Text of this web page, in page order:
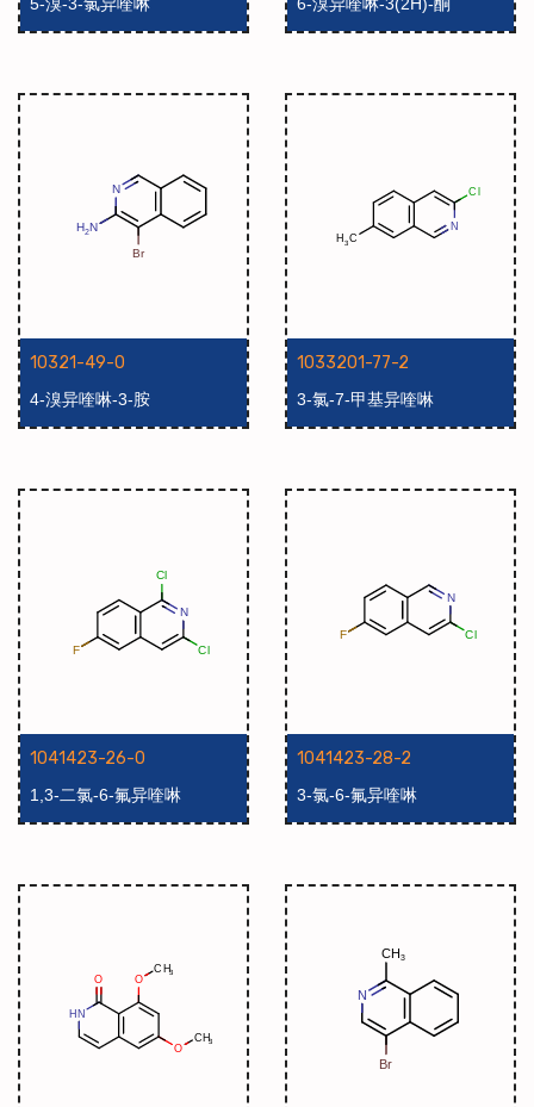
10321-49-0
4-溴异喹啉-3-胺
1033201-77-2
3-氯-7-甲基异喹啉
1041423-26-0
1,3-二氯-6-氟异喹啉
1041423-28-2
3-氯-6-氟异喹啉